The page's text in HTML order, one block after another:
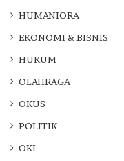
HUMANIORA
EKONOMI & BISNIS
HUKUM
OLAHRAGA
OKUS
POLITIK
OKI